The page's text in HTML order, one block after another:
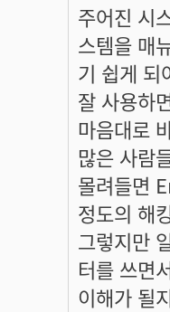
주어진 시
스템을 매
기 쉽게 되
잘 사용하
마음대로
많은 사람
몰려들면
정도의 해
그렇지만
터를 쓰면
이해가 될